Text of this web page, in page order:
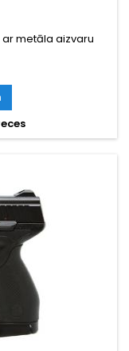
ar metāla aizvaru